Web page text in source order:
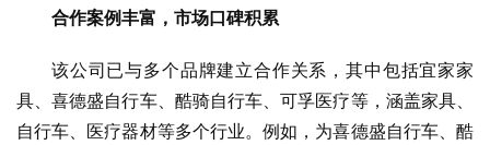
合作案例丰富，市场口碑积累
该公司已与多个品牌建立合作关系，其中包括宜家家
具、喜德盛自行车、酷骑自行车、可孚医疗等，涵盖家具、
自行车、医疗器材等多个行业。例如，为喜德盛自行车、酷